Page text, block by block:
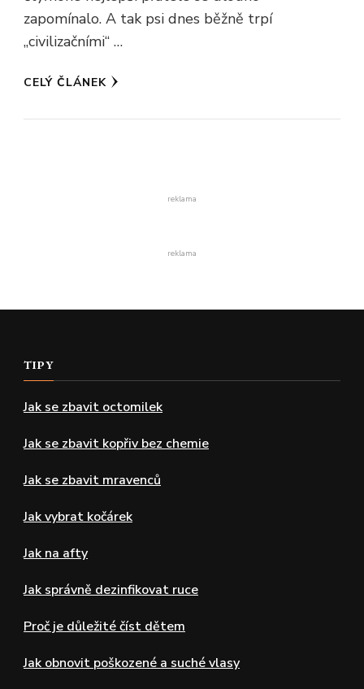
zapomínalo. A tak psi dnes běžně trpí
„civilizačními“ …
CELÝ ČLÁNEK
reklama
reklama
TIPY
Jak se zbavit octomilek
Jak se zbavit kopřiv bez chemie
Jak se zbavit mravenců
Jak vybrat kočárek
Jak na afty
Jak správně dezinfikovat ruce
Proč je důležité číst dětem
Jak obnovit poškozené a suché vlasy